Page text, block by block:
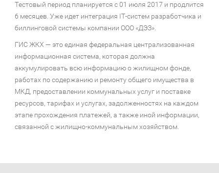
Тестовый период планируется с 01 июля 2017 и продлится
6 месяцев. Уже идет интеграция IT-систем разработчика и
биллинговой системы компании ООО «ДЭЗ».
ГИС ЖКХ — это единая федеральная централизованная
информационная система, которая должна
аккумулировать всю информацию о жилищном фонде,
работах по содержанию и ремонту общего имущества в
МКД, предоставлении коммунальных услуг и поставке
ресурсов, тарифах и услугах, задолженностях на каждом
этапе прохождения платежей, а также иной информации,
связанной с жилищно-коммунальным хозяйством.